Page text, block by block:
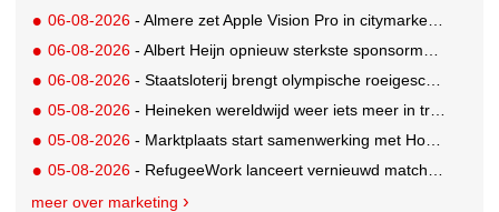
06-08-2026 - Almere zet Apple Vision Pro in citymarketing
06-08-2026 - Albert Heijn opnieuw sterkste sponsormerk, PostNL daalt
06-08-2026 - Staatsloterij brengt olympische roeigeschiedenis tot leven voor WK Roeien
05-08-2026 - Heineken wereldwijd weer iets meer in trek
05-08-2026 - Marktplaats start samenwerking met House of Cars
05-08-2026 - RefugeeWork lanceert vernieuwd matchingplatform voor nieuwkomers en werkgevers
meer over marketing